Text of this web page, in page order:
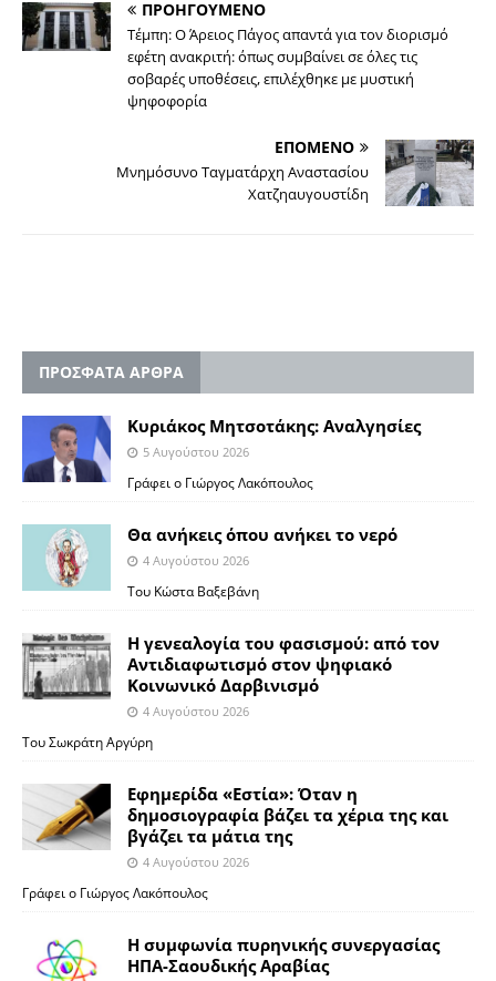
ΠΡΟΗΓΟΥΜΕΝΟ
Τέμπη: Ο Άρειος Πάγος απαντά για τον διορισμό
εφέτη ανακριτή: όπως συμβαίνει σε όλες τις
σοβαρές υποθέσεις, επιλέχθηκε με μυστική
ψηφοφορία
ΕΠΟΜΕΝΟ
Μνημόσυνο Ταγματάρχη Αναστασίου
Χατζηαυγουστίδη
ΠΡΟΣΦΑΤΑ ΑΡΘΡΑ
Κυριάκος Μητσοτάκης: Αναλγησίες
5 Αυγούστου 2026
Γράφει ο Γιώργος Λακόπουλος
Θα ανήκεις όπου ανήκει το νερό
4 Αυγούστου 2026
Του Κώστα Βαξεβάνη
Η γενεαλογία του φασισμού: από τον
Αντιδιαφωτισμό στον ψηφιακό
Κοινωνικό Δαρβινισμό
4 Αυγούστου 2026
Του Σωκράτη Αργύρη
Εφημερίδα «Εστία»: Όταν η
δημοσιογραφία βάζει τα χέρια της και
βγάζει τα μάτια της
4 Αυγούστου 2026
Γράφει ο Γιώργος Λακόπουλος
Η συμφωνία πυρηνικής συνεργασίας
ΗΠΑ-Σαουδικής Αραβίας